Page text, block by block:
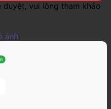
vui lòng tham khảo
ảnh